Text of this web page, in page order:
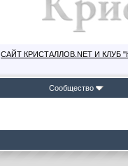
САЙТ КРИСТАЛЛОВ.NET И КЛУБ
Сообщество